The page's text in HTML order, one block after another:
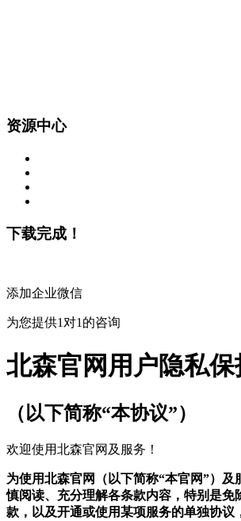
资源中心
下载完成！
添加企业微信
为您提供1对1的咨询
北森官网用户隐私保
（以下简称“本协议”）
欢迎使用北森官网及服务！
为使用北森官网（以下简称“本官网”）及
慎阅读、充分理解各条款内容，特别是免
款，以及开通或使用某项服务的单独协议